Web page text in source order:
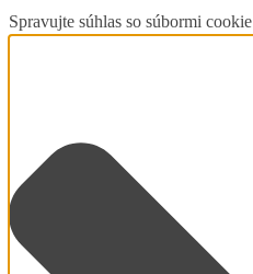
Spravujte súhlas so súbormi cookie